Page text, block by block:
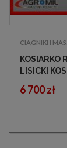
CIĄGNIKI I
KOSIARKO
LISICKI
6 700 zł